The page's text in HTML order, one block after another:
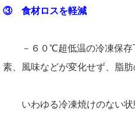
③ 食材ロスを軽減
－６０℃超低温の冷凍保存
素、風味などが変化せず、脂肪
いわゆる冷凍焼けのない状